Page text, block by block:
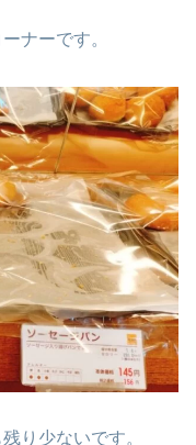
ナーです。
り少ないです。